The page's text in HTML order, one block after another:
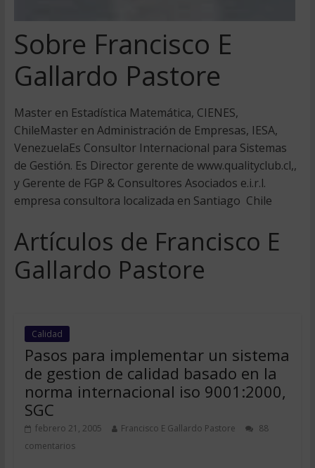
Sobre Francisco E
Gallardo Pastore
Master en Estadística Matemática, CIENES,
ChileMaster en Administración de Empresas, IESA,
VenezuelaEs Consultor Internacional para Sistemas
de Gestión. Es Director gerente de www.qualityclub.cl,,
y Gerente de FGP & Consultores Asociados e.i.r.l.
empresa consultora localizada en Santiago  Chile
Artículos de Francisco E
Gallardo Pastore
Calidad
Pasos para implementar un sistema
de gestion de calidad basado en la
norma internacional iso 9001:2000,
SGC
febrero 21, 2005 Francisco E Gallardo Pastore
88
comentarios